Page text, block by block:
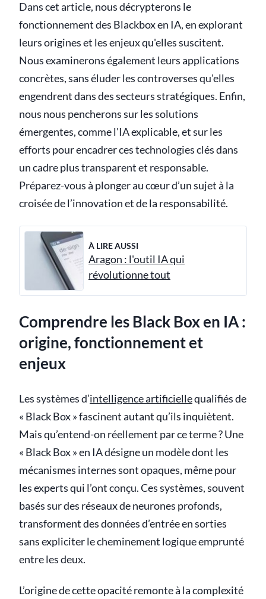
Dans cet article, nous décrypterons le
fonctionnement des Blackbox en IA, en explorant
leurs origines et les enjeux qu'elles suscitent.
Nous examinerons également leurs applications
concrètes, sans éluder les controverses qu'elles
engendrent dans des secteurs stratégiques. Enfin,
nous nous pencherons sur les solutions
émergentes, comme l'IA explicable, et sur les
efforts pour encadrer ces technologies clés dans
un cadre plus transparent et responsable.
Préparez-vous à plonger au cœur d’un sujet à la
croisée de l’innovation et de la responsabilité.
À LIRE AUSSI
Aragon : l'outil IA qui
révolutionne tout
Comprendre les Black Box en IA :
origine, fonctionnement et
enjeux
Les systèmes d’intelligence artificiellequalifiés de
« Black Box » fascinent autant qu’ils inquiètent.
Mais qu’entend-on réellement par ce terme ? Une
« Black Box » en IA désigne un modèle dont les
mécanismes internes sont opaques, même pour
les experts qui l’ont conçu. Ces systèmes, souvent
basés sur des réseaux de neurones profonds,
transforment des données d’entrée en sorties
sans expliciter le cheminement logique emprunté
entre les deux.
L’origine de cette opacité remonte à la complexité